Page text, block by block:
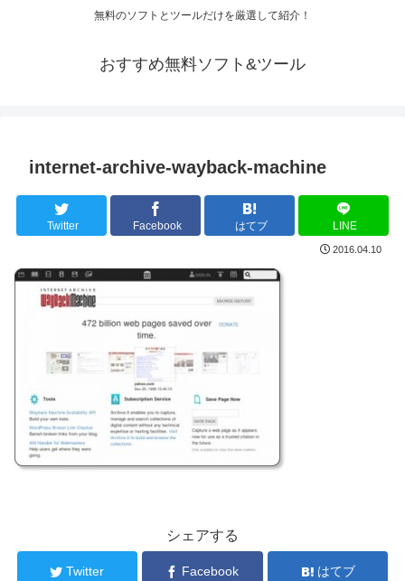
無料のソフトとツールだけを厳選して紹介！
おすすめ無料ソフト&ツール
internet-archive-wayback-machine
Twitter Facebook はてブ LINE
2016.04.10
シェアする
Twitter Facebook はてブ